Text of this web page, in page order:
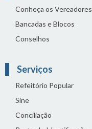
Conheça os Vereadores
Bancadas e Blocos
Conselhos
Serviços
Refeitório Popular
Sine
Conciliação